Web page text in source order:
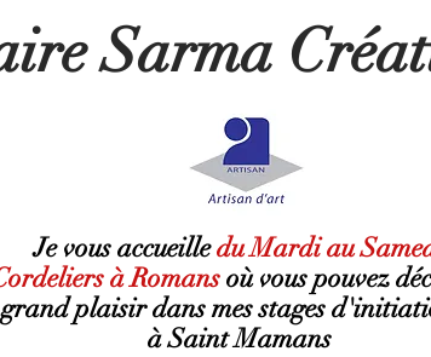
Sarma
Je vous accueilledu Mardi au
à Romansoùvous pouvez
grand plaisir dans mes stages
à Saint Mamans